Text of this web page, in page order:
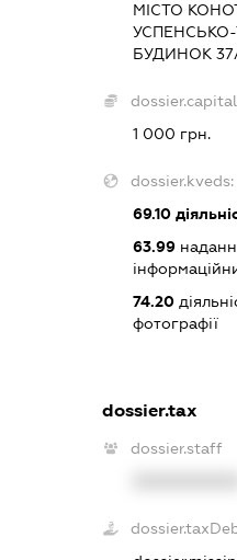
МІСТО
БУДИНОК
1 000 грн.
dossier.kveds:
69.10
63.99
74.20
фотографії
dossier.tax
dossier.staff